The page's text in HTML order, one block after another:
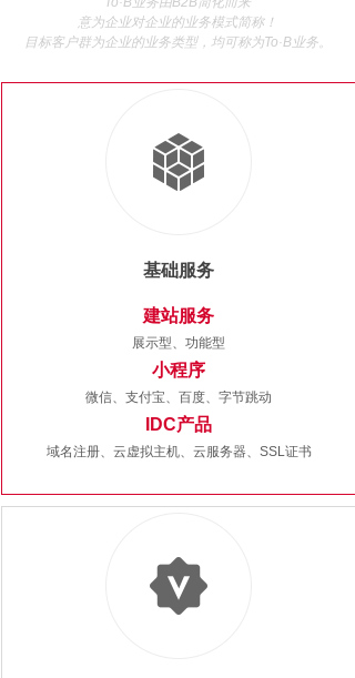
建站服务
展示型、功能型
小程序
微信、支付宝、百度、字节跳动
IDC产品
域名注册、云虚拟主机、云服务器、SSL证书
基础服务
意为企业对企业的业务模式简称！
目标客户群为企业的业务类型，均可称为To·B业务。